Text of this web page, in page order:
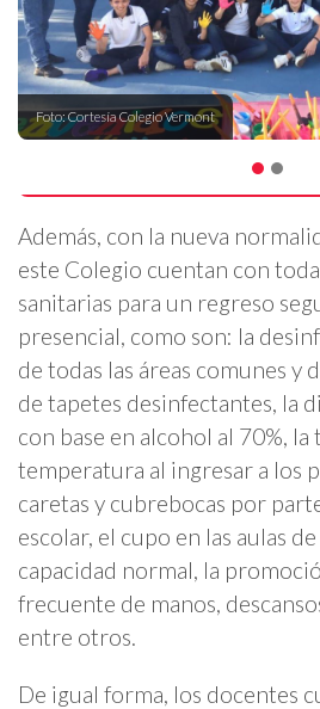
Foto: Cortesía Colegio Vermont
Además, con la nueva
este Colegio cuentan con
sanitarias para un regreso
presencial, como son: la
de todas las áreas comunes y
de tapetes desinfectantes, la
con base en alcohol al 70%, la
temperatura al ingresar a los
caretas y cubrebocas por
escolar, el cupo en las aulas
capacidad normal, la
frecuente de manos,
entre otros.
De igual forma, los docentes